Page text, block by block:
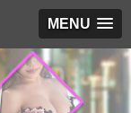
MENU